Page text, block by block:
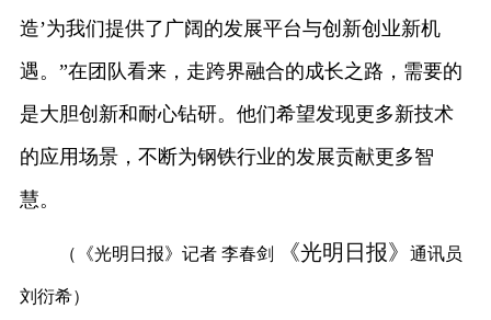
造’为我们提供了广阔的发展平台与创新创业新机
遇。”在团队看来，走跨界融合的成长之路，需要的
是大胆创新和耐心钻研。他们希望发现更多新技术
的应用场景，不断为钢铁行业的发展贡献更多智
慧。
（《光明日报》记者 李春剑 《光明日报》 通讯员
刘衍希）